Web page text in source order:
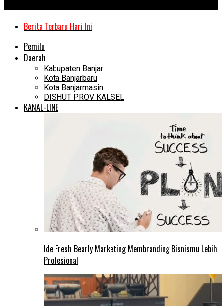
Berita Terbaru Hari Ini
Pemilu
Daerah
Kabupaten Banjar
Kota Banjarbaru
Kota Banjarmasin
DISHUT PROV KALSEL
KANAL-LINE
Ide Fresh Bearly Marketing Membranding Bisnismu Lebih
Profesional